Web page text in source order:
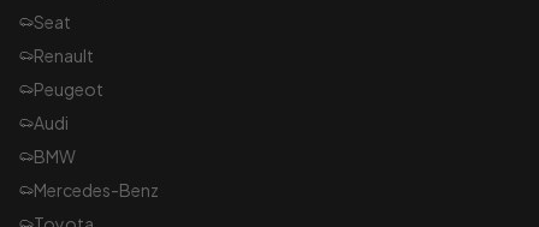
Seat
Renault
Peugeot
Audi
BMW
Mercedes-Benz